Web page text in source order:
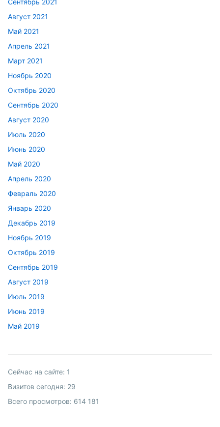
Август 2021
Май 2021
Апрель 2021
Март 2021
Ноябрь 2020
Октябрь 2020
Сентябрь 2020
Август 2020
Июль 2020
Июнь 2020
Май 2020
Апрель 2020
Февраль 2020
Январь 2020
Декабрь 2019
Ноябрь 2019
Октябрь 2019
Сентябрь 2019
Август 2019
Июль 2019
Июнь 2019
Май 2019
Сейчас на сайте: 1
Визитов сегодня: 29
Всего просмотров: 614 181